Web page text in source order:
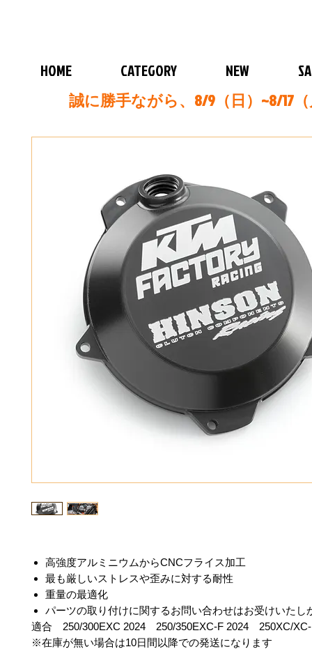
HOME CATEGORY NEW
誠に勝手ながら、8/9（日）~8/17
高強度アルミニウムからCNCフライス加工
最も厳しいストレスや歪みに対する耐性
重量の最適化
パーツの取り付けに関するお問い合わせはお受けいたし
適合 250/300EXC 2024 250/350EXC-F 2024 250XC/XC-
※在庫が無い場合は10日間以降での発送になります